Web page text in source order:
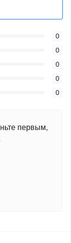
0
0
0
0
0
первым,